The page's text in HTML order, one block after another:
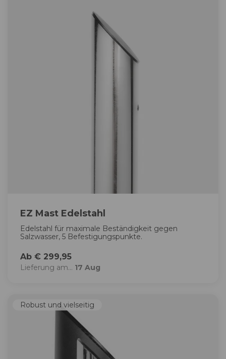
EZ Mast Edelstahl
Edelstahl für maximale Beständigkeit gegen
Salzwasser, 5 Befestigungspunkte.
Ab € 299,95
Lieferung am... 17 Aug
Robust und vielseitig